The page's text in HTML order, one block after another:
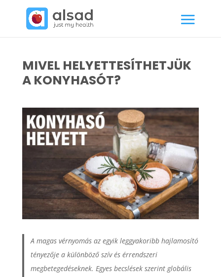
MIVEL HELYETTESÍTHETJÜK
A KONYHASÓT?
A magas vérnyomás az egyik leggyakoribb hajlamosító
tényezője a különböző szív és érrendszeri
megbetegedéseknek. Egyes becslések szerint globális